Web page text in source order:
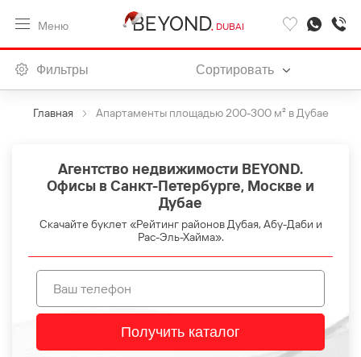
Меню DUBAI
Фильтры Сортировать
Главная Апартаменты площадью 200-300 м² в Дубае
Агентство недвижимости BEYOND.
Офисы в Санкт-Петербурге, Москве и
Дубае
Скачайте буклет «Рейтинг районов Дубая, Абу-Даби и
Рас-Эль-Хайма».
Получить каталог